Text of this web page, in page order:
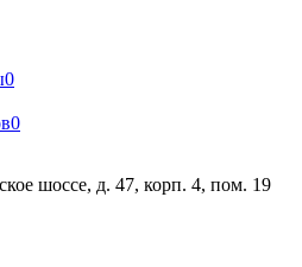
0
0
шоссе, д. 47, корп. 4, пом. 19